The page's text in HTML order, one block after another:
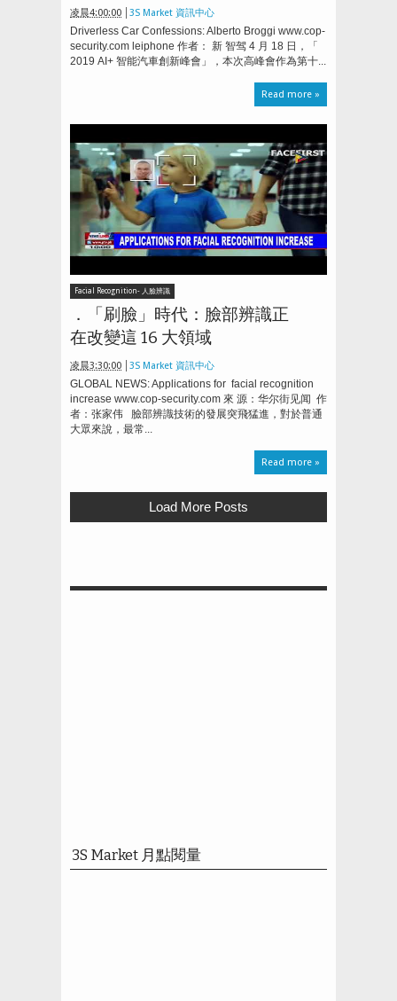
凌晨4:00:00 3S Market 資訊中心
Driverless Car Confessions: Alberto Broggi www.cop-
security.com leiphone 作者： 新 智驾 4 月 18 日，「
2019 AI+ 智能汽車創新峰會」，本次高峰會作為第十...
Read more »
Facial Recognition- 人臉辨識
．「刷臉」時代：臉部辨識正
在改變這 16 大領域
凌晨3:30:00 3S Market 資訊中心
GLOBAL NEWS: Applications for facial recognition
increase www.cop-security.com 來 源：华尔街见闻 作
者：张家伟 臉部辨識技術的發展突飛猛進，對於普通
大眾來說，最常...
Read more »
Load More Posts
3S Market 月點閱量